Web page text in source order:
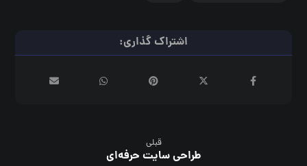
قبلی
طراحی سایت حرفه‌ای